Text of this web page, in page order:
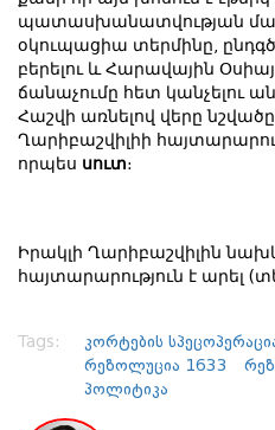
պատասխանատվության
օկուպացիա տերմինը,
բերելու և Հարավային
ճանաչումը հետ կանչելու
Հաշվի առնելով վերը
Ղարիբաշվիլիի
որպես սուտ։
Իրակլի Ղարիբաշվիլին
հայտարարություն է արել
Tags: კორტების
რეზოლუცია 1633
პოლიტიკა